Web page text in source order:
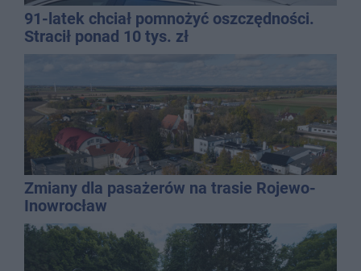
91-latek chciał pomnożyć oszczędności.
Stracił ponad 10 tys. zł
Zmiany dla pasażerów na trasie Rojewo-
Inowrocław